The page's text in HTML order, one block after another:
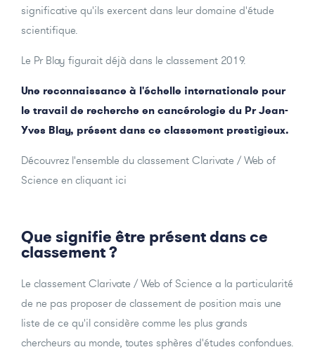
significative qu'ils exercent dans leur domaine d'étude
scientifique.
Le Pr Blay figurait déjà dans le classement 2019.
Une reconnaissance à l'échelle internationale pour
le travail de recherche en cancérologie du Pr Jean-
Yves Blay, présent dans ce classement prestigieux.
Découvrez l'ensemble du classement Clarivate / Web of
Science en cliquant ici
Que signifie être présent dans ce
classement ?
Le classement Clarivate / Web of Science a la particularité
de ne pas proposer de classement de position mais une
liste de ce qu'il considère comme les plus grands
chercheurs au monde, toutes sphères d'études confondues.